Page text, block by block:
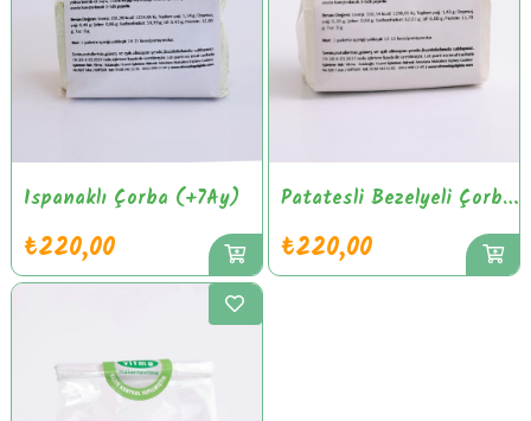
Ispanaklı Çorba (+7Ay)
₺220,00
Patatesli Bezelyeli Çorba (+6 Ay)
₺220,00